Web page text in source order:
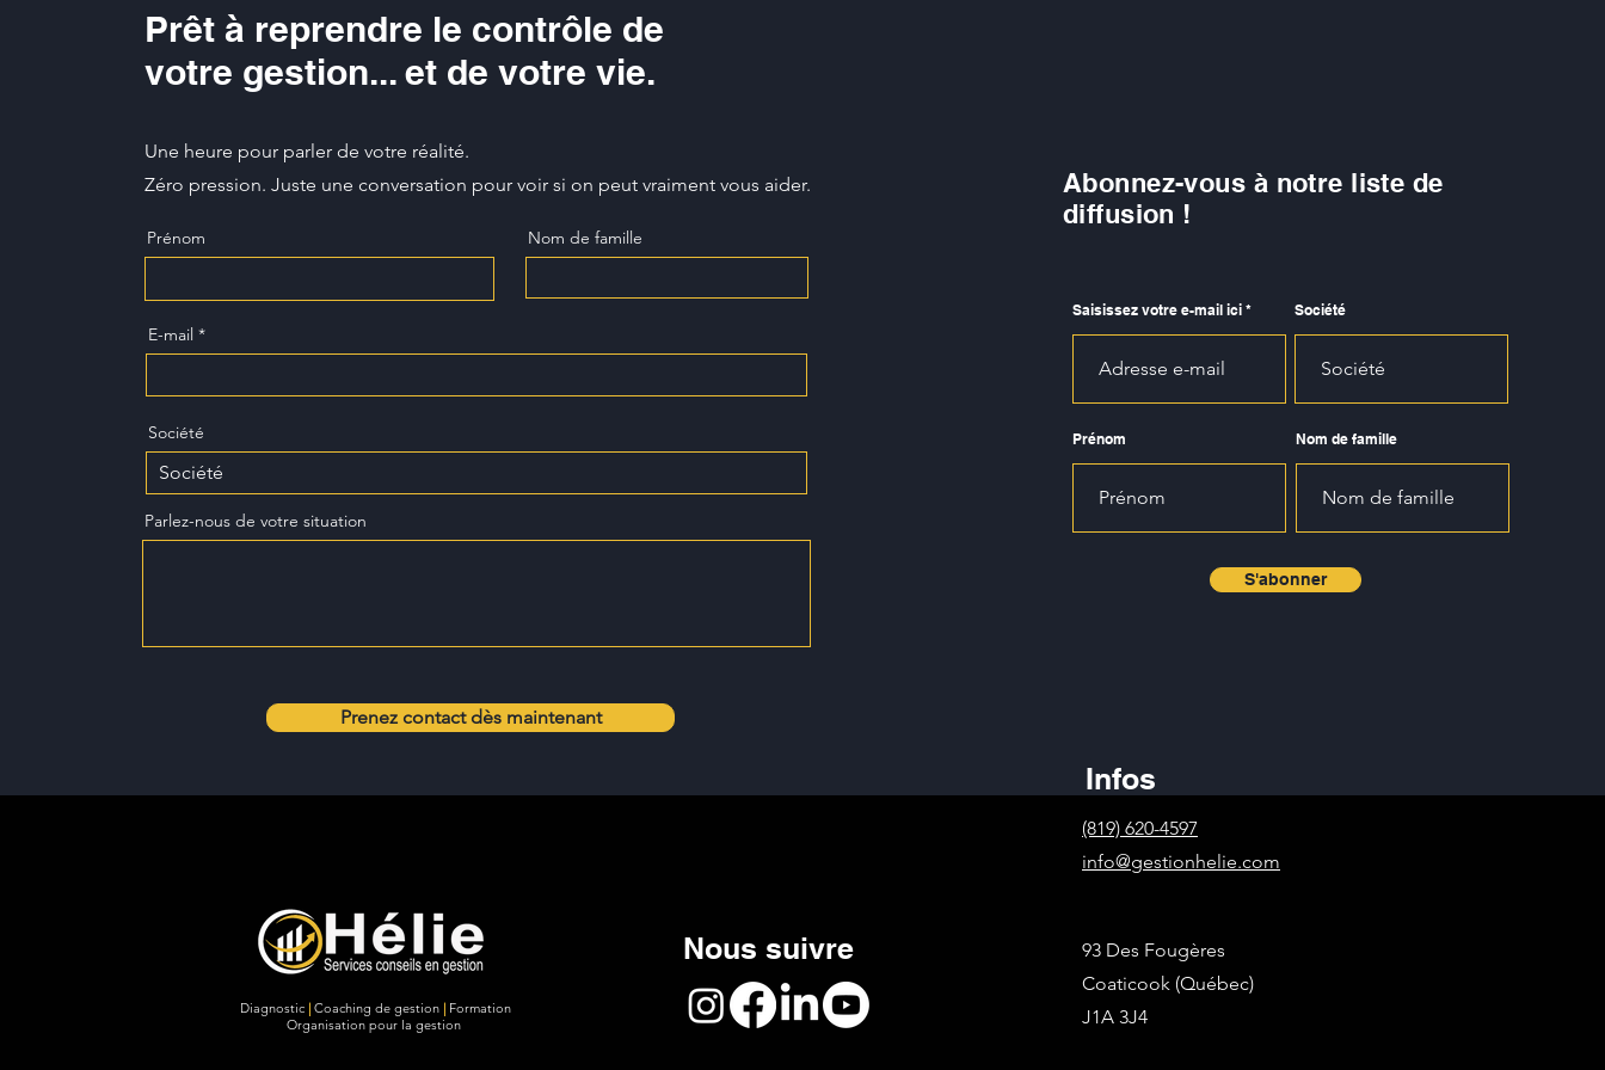
Prêt à reprendre le contrôle de
votre gestion... et de votre vie.
Une heure pour parler de votre réalité.
Zéro pression. Juste une conversation pour voir si on peut vraiment vous aider.
Prénom Nom de famille
E-mail
Société
Parlez-nous de votre situation
Prenez contact dès maintenant
Abonnez-vous à notre liste de
diffusion !
Saisissez votre e-mail ici Société
Prénom Nom de famille
S'abonner
Infos
(819) 620-4597
info@gestionhelie.com
Diagnostic | Coaching de gestion | Formation
Organisation pour la gestion
Nous suivre
93 Des Fougères
Coaticook (Québec)
J1A 3J4